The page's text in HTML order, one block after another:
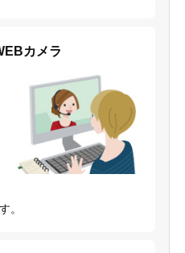
カメラ
。